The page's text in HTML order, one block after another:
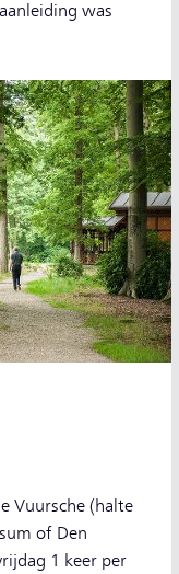
was
Vuursche (halte
of Den
1 keer per